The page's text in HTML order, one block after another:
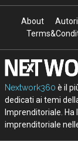
About Autori
Nextwork360 è il
dedicati ai temi
Imprenditoriale.
imprenditoriale